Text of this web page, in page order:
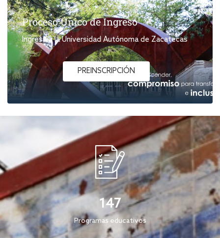
Proceso Único de Ingreso
Ingresa a la Universidad Autónoma de Zacatecas
PREINSCRIPCIÓN
147
Programas educativos